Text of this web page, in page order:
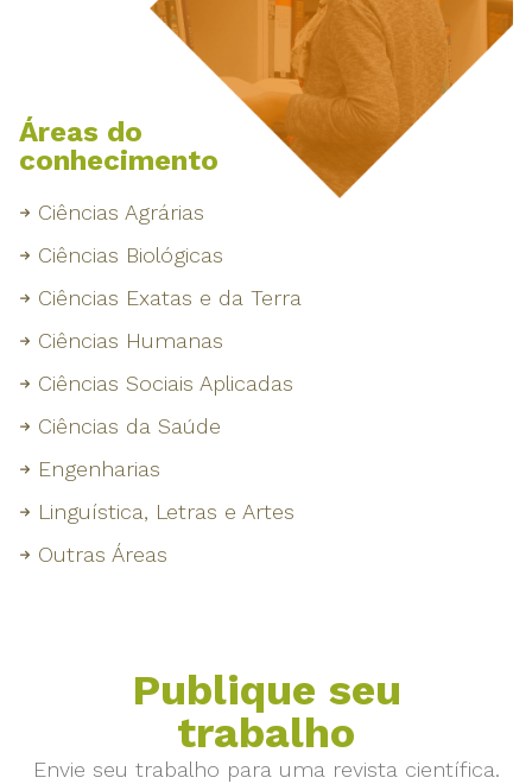
Áreas do
conhecimento
Ciências Agrárias
Ciências Biológicas
Ciências Exatas e da Terra
Ciências Humanas
Ciências Sociais Aplicadas
Ciências da Saúde
Engenharias
Linguística, Letras e Artes
Outras Áreas
Publique seu
trabalho
Envie seu trabalho para uma revista científica.